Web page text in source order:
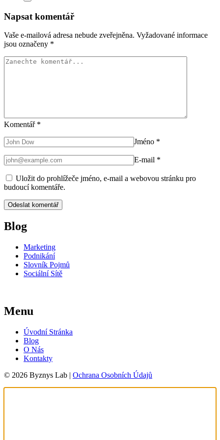
Napsat komentář
Vaše e-mailová adresa nebude zveřejněna. Vyžadované informace
jsou označeny *
Komentář *
Jméno *
E-mail *
Uložit do prohlížeče jméno, e-mail a webovou stránku pro
budoucí komentáře.
Blog
Marketing
Podnikání
Slovník Pojmů
Sociální Sítě
Menu
Úvodní Stránka
Blog
O Nás
Kontakty
© 2026 Byznys Lab | Ochrana Osobních Údajů